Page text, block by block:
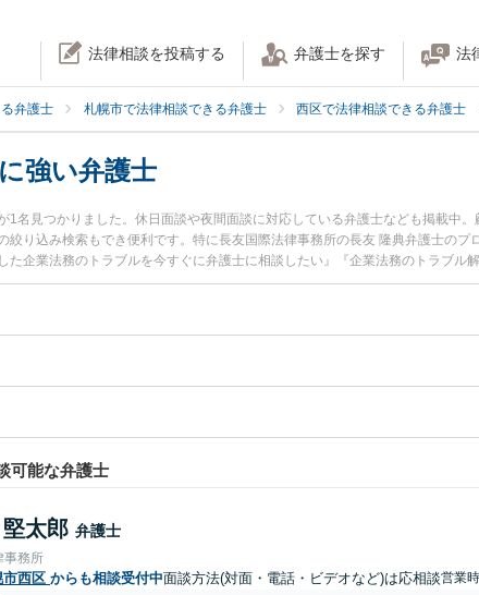
法律相談を投稿する 弁護士を探す 法
弁護士 札幌市で法律相談できる弁護士 西区で法律相談できる弁護士
強い弁護士
名見つかりました。休日面談や夜間面談に対応している弁護士なども掲載中。
絞り込み検索もでき便利です。特に長友国際法律事務所の長友 隆典弁護士の
た企業法務のトラブルを今すぐに弁護士に相談したい』『企業法務のトラブル
区内の弁護士に相談予約したい』などでお困りの相談者さんにおすすめです。
可能な弁護士
太郎 弁護士
事務所
市西区 からも相談受付中面談方法(対面・電話・ビデオなど)は応相談営業